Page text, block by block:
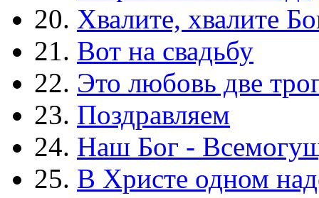
20. Хвалите, хвалите
21. Вот на свадьбу
22. Это любовь две
23. Поздравляем
24. Наш Бог -
25. В Христе одном